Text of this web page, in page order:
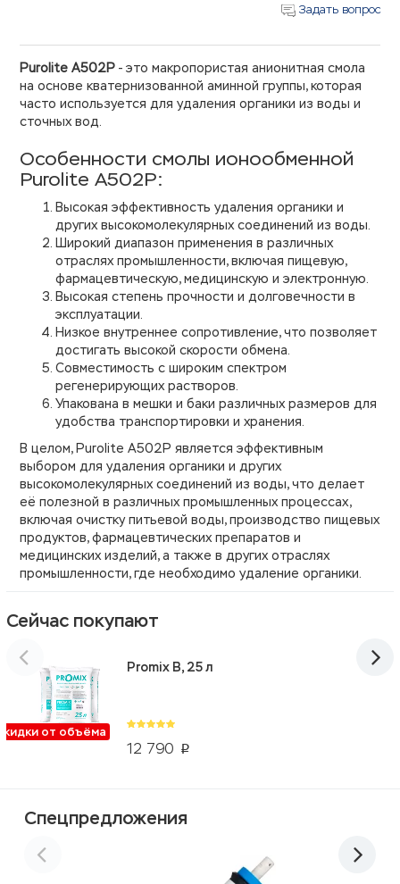
Задать вопрос
Purolite A502P - это макропористая анионитная смола
на основе кватернизованной аминной группы, которая
часто используется для удаления органики из воды и
сточных вод.
Особенности смолы ионообменной
Purolite A502P:
Высокая эффективность удаления органики и
других высокомолекулярных соединений из воды.
Широкий диапазон применения в различных
отраслях промышленности, включая пищевую,
фармацевтическую, медицинскую и электронную.
Высокая степень прочности и долговечности в
эксплуатации.
Низкое внутреннее сопротивление, что позволяет
достигать высокой скорости обмена.
Совместимость с широким спектром
регенерирующих растворов.
Упакована в мешки и баки различных размеров для
удобства транспортировки и хранения.
В целом, Purolite A502P является эффективным
выбором для удаления органики и других
высокомолекулярных соединений из воды, что делает
её полезной в различных промышленных процессах,
включая очистку питьевой воды, производство пищевых
продуктов, фармацевтических препаратов и
медицинских изделий, а также в других отраслях
промышленности, где необходимо удаление органики.
Сейчас покупают
от объёма
12 790 p
Promix B, 25 л
Спецпредложения